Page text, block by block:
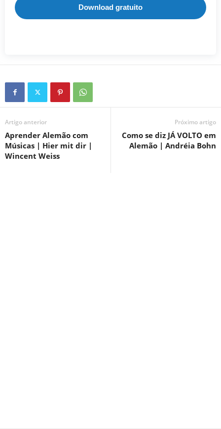
Download gratuito
Artigo anterior
Aprender Alemão com
Músicas | Hier mit dir |
Wincent Weiss
Próximo artigo
Como se diz JÁ VOLTO em
Alemão | Andréia Bohn